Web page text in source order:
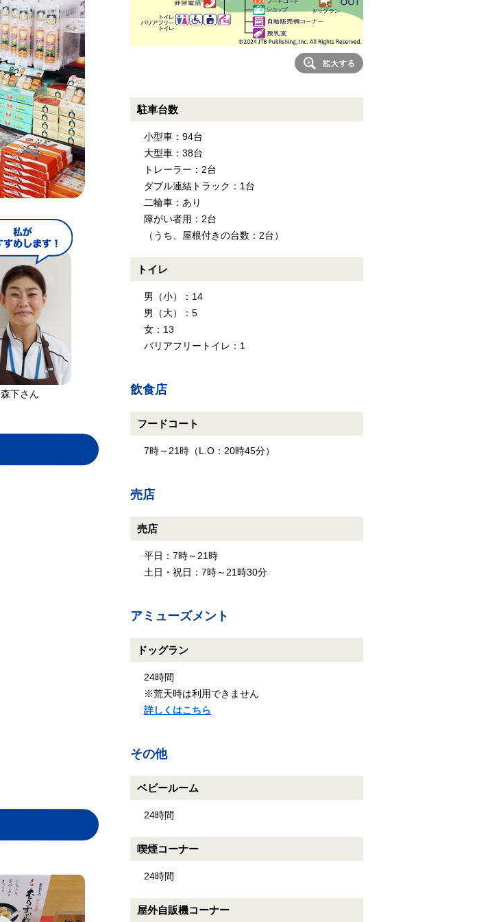
森下さん
駐車台数
小型車：94台
大型車：38台
トレーラー：2台
ダブル連結トラック：1台
二輪車：あり
障がい者用：2台
（うち、屋根付きの台数：2台）
トイレ
男（小）：14
男（大）：5
女：13
バリアフリートイレ：1
飲食店
フードコート
7時～21時（L.O：20時45分）
売店
売店
平日：7時～21時
土日・祝日：7時～21時30分
アミューズメント
ドッグラン
24時間
※荒天時は利用できません
詳しくはこちら
その他
ベビールーム
24時間
喫煙コーナー
24時間
屋外自販機コーナー